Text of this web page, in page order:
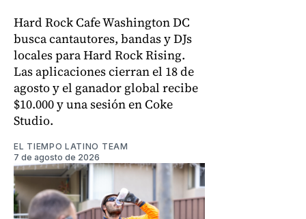
Hard Rock Cafe Washington DC
busca cantautores, bandas y DJs
locales para Hard Rock Rising.
Las aplicaciones cierran el 18 de
agosto y el ganador global recibe
$10.000 y una sesión en Coke
Studio.
EL TIEMPO LATINO TEAM
7 de agosto de 2026